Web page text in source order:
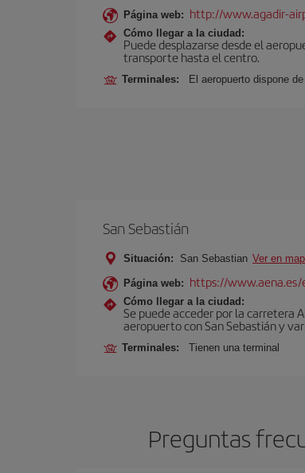
Página web: http://www.agadir-
Cómo llegar a la ciudad:
Puede desplazarse desde el
transporte hasta el centro.
Terminales: El aeropuerto dispone
San Sebastián
Situación: San Sebastian Ver en
Página web: https://www.aena.es/
Cómo llegar a la ciudad:
Se puede acceder por la carretera
aeropuerto con San Sebastián y
Terminales: Tienen una terminal
Preguntas